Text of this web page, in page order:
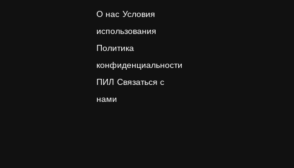
О нас Условия
использования
Политика
конфиденциальности
ПИЛ Связаться с
нами